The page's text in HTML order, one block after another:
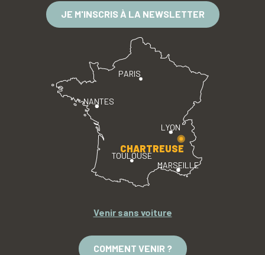
JE M'INSCRIS À LA NEWSLETTER
PARIS
LYON
TOULOUSE
MARSEILLE
NANTES
CHARTREUSE
Venir sans voiture
COMMENT VENIR ?